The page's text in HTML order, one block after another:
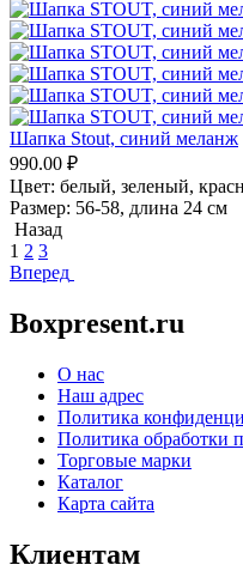
Шапка Stout, синий меланж
990.00 ₽
Цвет: белый, зеленый,
Размер: 56-58, длина 24 см
Назад
1 2 3
Вперед
Boxpresent.ru
О нас
Наш адрес
Политика
Политика обработки
Торговые марки
Каталог
Карта сайта
Клиентам